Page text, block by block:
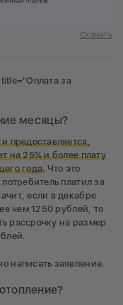
Скачать
за
месяцы?
предоставляется,
на 25% и более плату
года. Что это
платил за
если в декабре
чем 1250 рублей, то
рассрочку на размер
написать заявление.